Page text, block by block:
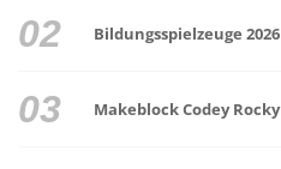
Bildungsspielzeuge 2026
Makeblock Codey Rocky